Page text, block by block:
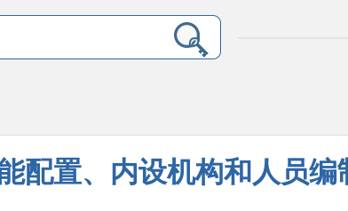
配置、内设机构和人员编